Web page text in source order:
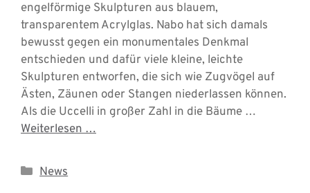
engelförmige Skulpturen aus blauem,
transparentem Acrylglas. Nabo hat sich damals
bewusst gegen ein monumentales Denkmal
entschieden und dafür viele kleine, leichte
Skulpturen entworfen, die sich wie Zugvögel auf
Ästen, Zäunen oder Stangen niederlassen können.
Als die Uccelli in großer Zahl in die Bäume …
Weiterlesen …
Kategorien
News